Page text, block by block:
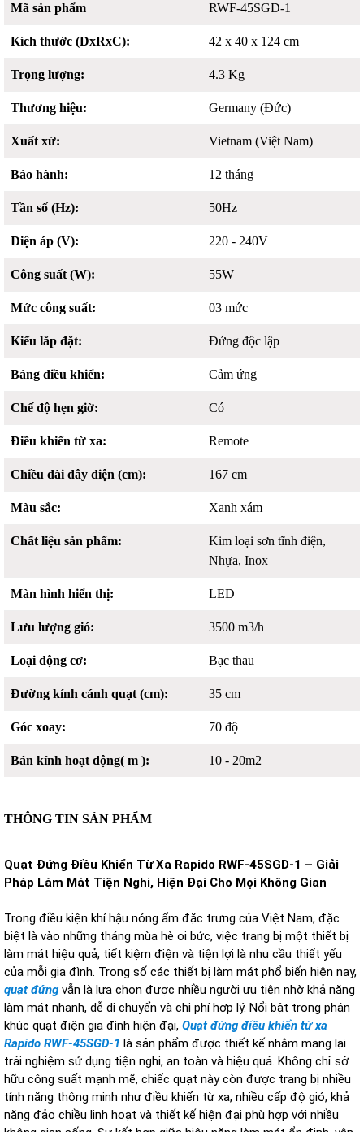
THÔNG TIN SẢN PHẨM
Quạt Đứng Điều Khiển Từ Xa Rapido RWF-45SGD-1 – Giải
Pháp Làm Mát Tiện Nghi, Hiện Đại Cho Mọi Không Gian
Trong điều kiện khí hậu nóng ẩm đặc trưng của Việt Nam, đặc
biệt là vào những tháng mùa hè oi bức, việc trang bị một thiết bị
làm mát hiệu quả, tiết kiệm điện và tiện lợi là nhu cầu thiết yếu
của mỗi gia đình. Trong số các thiết bị làm mát phổ biến hiện nay,
quạt đứng vẫn là lựa chọn được nhiều người ưu tiên nhờ khả năng
làm mát nhanh, dễ di chuyển và chi phí hợp lý. Nổi bật trong phân
khúc quạt điện gia đình hiện đại, Quạt đứng điều khiển từ xa
Rapido RWF-45SGD-1 là sản phẩm được thiết kế nhằm mang lại
trải nghiệm sử dụng tiện nghi, an toàn và hiệu quả. Không chỉ sở
hữu công suất mạnh mẽ, chiếc quạt này còn được trang bị nhiều
tính năng thông minh như điều khiển từ xa, nhiều cấp độ gió, khả
năng đảo chiều linh hoạt và thiết kế hiện đại phù hợp với nhiều
Mã sản phẩm RWF-45SGD-1
Kích thước (DxRxC): 42 x 40 x 124 cm
Trọng lượng: 4.3 Kg
Thương hiệu: Germany (Đức)
Xuất xứ: Vietnam (Việt Nam)
Bảo hành: 12 tháng
Tần số (Hz): 50Hz
Điện áp (V): 220 - 240V
Công suất (W): 55W
Mức công suất: 03 mức
Kiểu lắp đặt: Đứng độc lập
Bảng điều khiển: Cảm ứng
Chế độ hẹn giờ: Có
Điều khiển từ xa: Remote
Chiều dài dây diện (cm): 167 cm
Màu sắc: Xanh xám
Chất liệu sản phẩm:
Kim loại sơn tĩnh điện,
Nhựa, Inox
Màn hình hiển thị: LED
Lưu lượng gió: 3500 m3/h
Loại động cơ: Bạc thau
Đường kính cánh quạt (cm): 35 cm
Góc xoay: 70 độ
Bán kính hoạt động( m ): 10 - 20m2